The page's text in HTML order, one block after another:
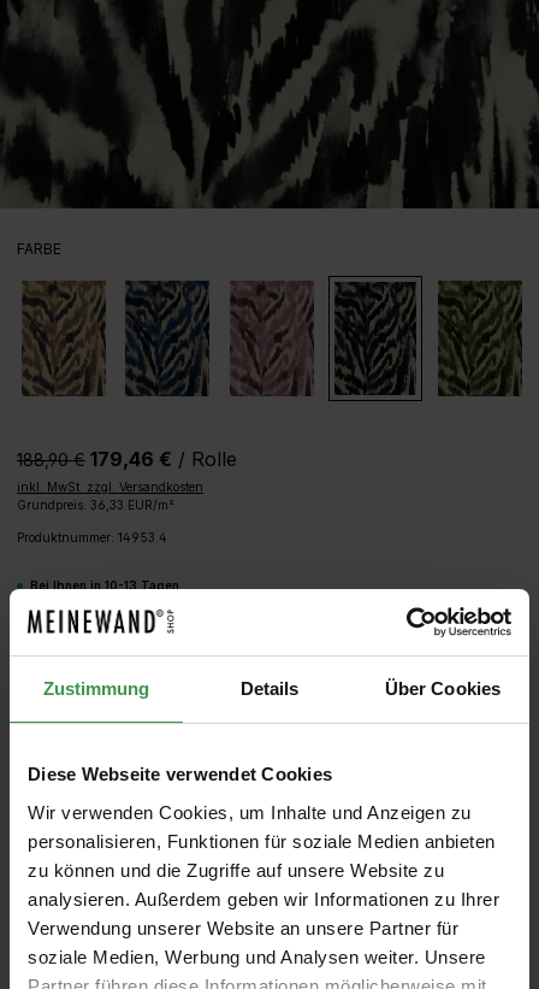
Zustimmung Details Über Cookies
Diese Webseite verwendet Cookies
Wir verwenden Cookies, um Inhalte und Anzeigen zu
personalisieren, Funktionen für soziale Medien anbieten
zu können und die Zugriffe auf unsere Website zu
analysieren. Außerdem geben wir Informationen zu Ihrer
Verwendung unserer Website an unsere Partner für
soziale Medien, Werbung und Analysen weiter. Unsere
FARBE
188,90 €‎ 179,46 € / Rolle
inkl. MwSt. zzgl. Versandkosten
Grundpreis: 36,33 EUR/m²
Produktnummer: 14953.4
Bei Ihnen in 10-13 Tagen
Produkt Anzahl: Gib den gewünschten
IN DEN WARENKORB